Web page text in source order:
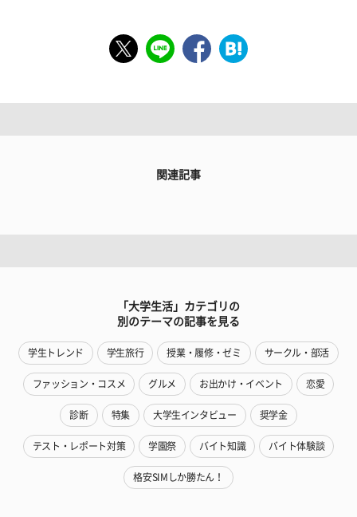
関連記事
「大学生活」カテゴリの
別のテーマの記事を見る
学生トレンド 学生旅行 授業・履修・ゼミ サークル・部活
ファッション・コスメ グルメ お出かけ・イベント 恋愛
診断 特集 大学生インタビュー 奨学金
テスト・レポート対策 学園祭 バイト知識 バイト体験談
格安SIMしか勝たん！